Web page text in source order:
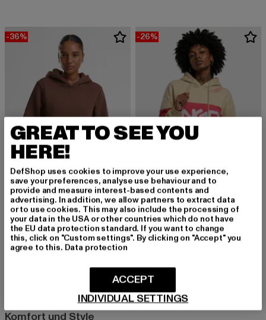
-36%
URBAN CLASSICS
Ladies Fluffy
31,99 EUR
Derzeitiger Preis: 31,99 EUR
49,99 EURAktionspreis: 49,99 EUR
-26%
DANGEROUS DNGRS
Trust
34,03 EUR
Derzeitiger Preis: 34,03 EUR
45,99 EURAktionspreis:
Kapuzenpullover Damen: Der perfekte Mix aus
Komfort und Style
GREAT TO SEE YOU
HERE!
DefShop uses cookies to improve your use experience,
save your preferences, analyse use behaviour and to
provide and measure interest-based contents and
advertising. In addition, we allow partners to extract data
or to use cookies. This may also include the processing of
your data in the USA or other countries which do not have
the EU data protection standard. If you want to change
this, click on "Custom settings". By clicking on "Accept" you
agree to this. Data protection
INDIVIDUAL SETTINGS
ACCEPT